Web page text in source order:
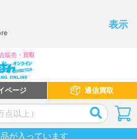
表示
販売・買取
ページ 通信買取
が入っています